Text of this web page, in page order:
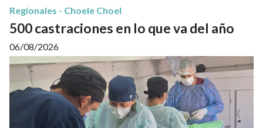
500 castraciones en lo que va del año
Regionales - Choele Choel
06/08/2026